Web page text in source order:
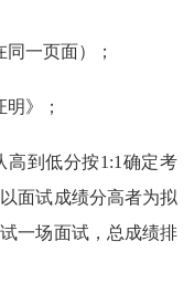
一页面）；
》；
高到低分按1:1确定考
面试成绩分高者为拟
一场面试，总成绩排